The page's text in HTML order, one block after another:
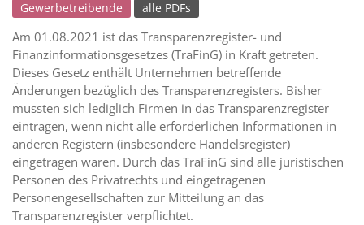
Gewerbetreibende alle PDFs
Am 01.08.2021 ist das Transparenzregister- und
Finanzinformationsgesetzes (TraFinG) in Kraft getreten.
Dieses Gesetz enthält Unternehmen betreffende
Änderungen bezüglich des Transparenzregisters. Bisher
mussten sich lediglich Firmen in das Transparenzregister
eintragen, wenn nicht alle erforderlichen Informationen in
anderen Registern (insbesondere Handelsregister)
eingetragen waren. Durch das TraFinG sind alle juristischen
Personen des Privatrechts und eingetragenen
Personengesellschaften zur Mitteilung an das
Transparenzregister verpflichtet.